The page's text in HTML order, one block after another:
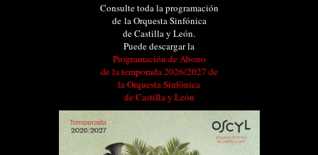
Consulte toda la programación
de la Orquesta Sinfónica
de Castilla y León.
Puede descargar la
Programación de Abono
de la temporada 2026/2027 de
la Orquesta Sinfónica
de Castilla y León